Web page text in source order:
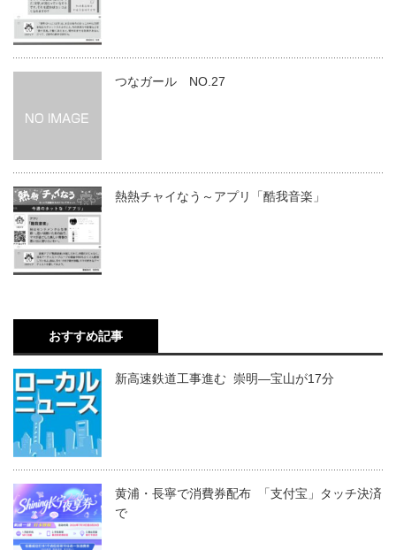
つなガール NO.27
熱熱チャイなう～アプリ「酷我音楽」
おすすめ記事
新高速鉄道工事進む 崇明―宝山が17分
黄浦・長寧で消費券配布 「支付宝」タッチ決済
で